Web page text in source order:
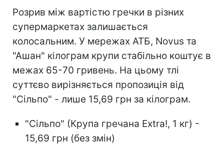
Розрив між вартістю гречки в різних
супермаркетах залишається
колосальним. У мережах АТБ, Novus та
"Ашан" кілограм крупи стабільно коштує в
межах 65-70 гривень. На цьому тлі
суттєво вирізняється пропозиція від
"Сільпо" - лише 15,69 грн за кілограм.
"Сільпо" (Крупа гречана Extra!, 1 кг) -
15,69 грн (без змін)